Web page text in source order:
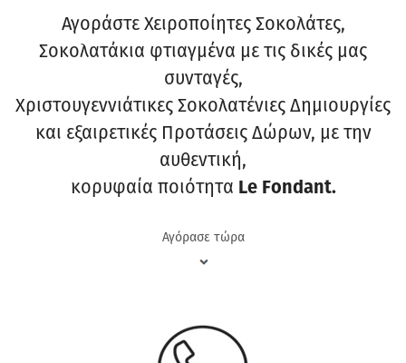
Αγοράστε Χειροποίητες Σοκολάτες,
Σοκολατάκια φτιαγμένα με τις δικές μας
συνταγές,
Χριστουγεννιάτικες Σοκολατένιες Δημιουργίες
και εξαιρετικές Προτάσεις Δώρων, με την
αυθεντική,
κορυφαία ποιότητα Le Fondant.
Αγόρασε τώρα